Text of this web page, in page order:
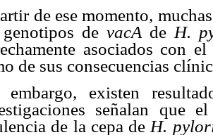
de ese momento,
de vacA de H.
asociados con
de sus consecuencias
embargo, existen
señalan que
de la cepa de H.